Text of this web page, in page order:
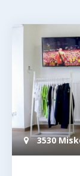
3530